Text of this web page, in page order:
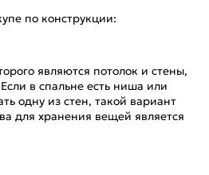
по конструкции:
являются потолок и стены,
в спальне есть ниша или
одну из стен, такой вариант
для хранения вещей является